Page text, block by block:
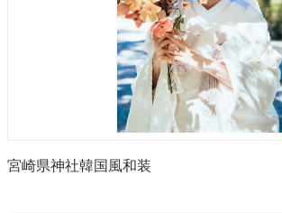
宮崎県神社韓国風和装